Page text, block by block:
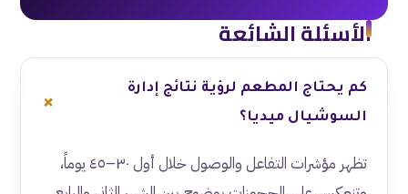
الأسئلة الشائعة
كم يحتاج المطعم لرؤية نتائج إدارة
السوشيال ميديا؟
تظهر مؤشرات التفاعل والوصول خلال أول ٣٠–٤٥ يوماً،